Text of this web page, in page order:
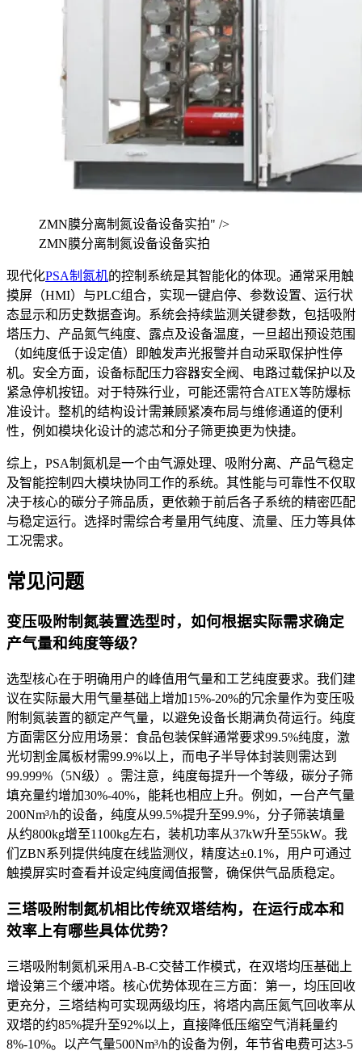
ZMN膜分离制氮设备设备实拍" />
ZMN膜分离制氮设备设备实拍
现代化PSA制氮机的控制系统是其智能化的体现。通常采用触
摸屏（HMI）与PLC组合，实现一键启停、参数设置、运行状
态显示和历史数据查询。系统会持续监测关键参数，包括吸附
塔压力、产品氮气纯度、露点及设备温度，一旦超出预设范围
（如纯度低于设定值）即触发声光报警并自动采取保护性停
机。安全方面，设备标配压力容器安全阀、电路过载保护以及
紧急停机按钮。对于特殊行业，可能还需符合ATEX等防爆标
准设计。整机的结构设计需兼顾紧凑布局与维修通道的便利
性，例如模块化设计的滤芯和分子筛更换更为快捷。
综上，PSA制氮机是一个由气源处理、吸附分离、产品气稳定
及智能控制四大模块协同工作的系统。其性能与可靠性不仅取
决于核心的碳分子筛品质，更依赖于前后各子系统的精密匹配
与稳定运行。选择时需综合考量用气纯度、流量、压力等具体
工况需求。
常见问题
变压吸附制氮装置选型时，如何根据实际需求确定
产气量和纯度等级？
选型核心在于明确用户的峰值用气量和工艺纯度要求。我们建
议在实际最大用气量基础上增加15%-20%的冗余量作为变压吸
附制氮装置的额定产气量，以避免设备长期满负荷运行。纯度
方面需区分应用场景：食品包装保鲜通常要求99.5%纯度，激
光切割金属板材需99.9%以上，而电子半导体封装则需达到
99.999%（5N级）。需注意，纯度每提升一个等级，碳分子筛
填充量约增加30%-40%，能耗也相应上升。例如，一台产气量
200Nm³/h的设备，纯度从99.5%提升至99.9%，分子筛装填量
从约800kg增至1100kg左右，装机功率从37kW升至55kW。我
们ZBN系列提供纯度在线监测仪，精度达±0.1%，用户可通过
触摸屏实时查看并设定纯度阈值报警，确保供气品质稳定。
三塔吸附制氮机相比传统双塔结构，在运行成本和
效率上有哪些具体优势？
三塔吸附制氮机采用A-B-C交替工作模式，在双塔均压基础上
增设第三个缓冲塔。核心优势体现在三方面：第一，均压回收
更充分，三塔结构可实现两级均压，将塔内高压氮气回收率从
双塔的约85%提升至92%以上，直接降低压缩空气消耗量约
8%-10%。以产气量500Nm³/h的设备为例，年节省电费可达3-5